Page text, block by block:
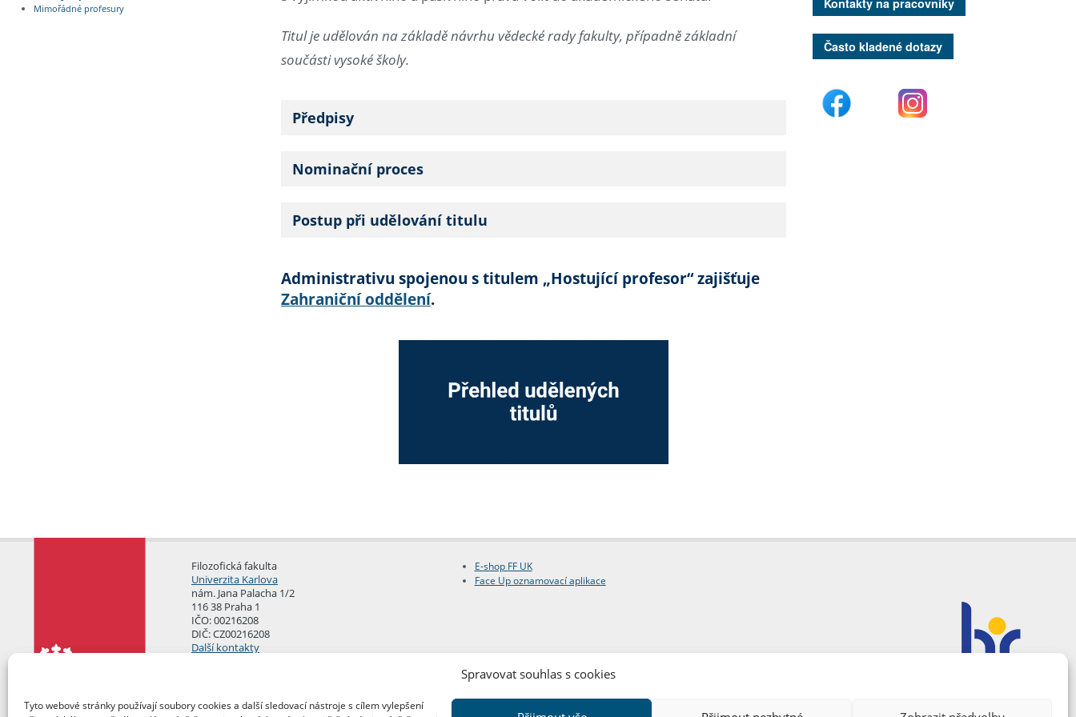
Spravovat souhlas s cookies
Tyto webové stránky používají soubory cookies a další sledovací nástroje s cílem vylepšení
Mimořádné profesury
Titul je udělován na základě návrhu vědecké rady fakulty, případně základní
součásti vysoké školy.
Předpisy
Nominační proces
Postup při udělování titulu
Administrativu spojenou s titulem „Hostující profesor“ zajišťuje
Zahraniční oddělení.
Často kladené dotazy
Filozofická fakulta
Univerzita Karlova
nám. Jana Palacha 1/2
116 38 Praha 1
IČO: 00216208
DIČ: CZ00216208
Další kontakty
E-shop FF UK
Face Up oznamovací aplikace